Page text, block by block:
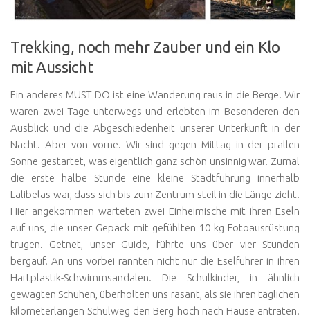
Trekking, noch mehr Zauber und ein Klo
mit Aussicht
Ein anderes MUST DO ist eine Wanderung raus in die Berge. Wir
waren zwei Tage unterwegs und erlebten im Besonderen den
Ausblick und die Abgeschiedenheit unserer Unterkunft in der
Nacht. Aber von vorne. Wir sind gegen Mittag in der prallen
Sonne gestartet, was eigentlich ganz schön unsinnig war. Zumal
die erste halbe Stunde eine kleine Stadtführung innerhalb
Lalibelas war, dass sich bis zum Zentrum steil in die Länge zieht.
Hier angekommen warteten zwei Einheimische mit ihren Eseln
auf uns, die unser Gepäck mit gefühlten 10 kg Fotoausrüstung
trugen. Getnet, unser Guide, führte uns über vier Stunden
bergauf. An uns vorbei rannten nicht nur die Eselführer in ihren
Hartplastik-Schwimmsandalen. Die Schulkinder, in ähnlich
gewagten Schuhen, überholten uns rasant, als sie ihren täglichen
kilometerlangen Schulweg den Berg hoch nach Hause antraten.